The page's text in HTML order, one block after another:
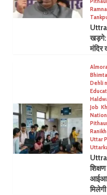
खड़गे:
मंदिर
Dehli
Job
Uttar